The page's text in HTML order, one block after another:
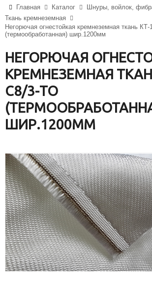
+375 (29) 710-23-43
+375 (33) 315-03-03
aysberg-sales@yandex.by
Главная Каталог
Шнуры, войлок,
Ткань кремнеземная
Негорючая огнестойкая кремнеземная ткань
(термообработанная) шир.1200мм
НЕГОРЮЧАЯ
КРЕМНЕЗЕМНАЯ
С8/3-ТО
ШИР.1200ММ